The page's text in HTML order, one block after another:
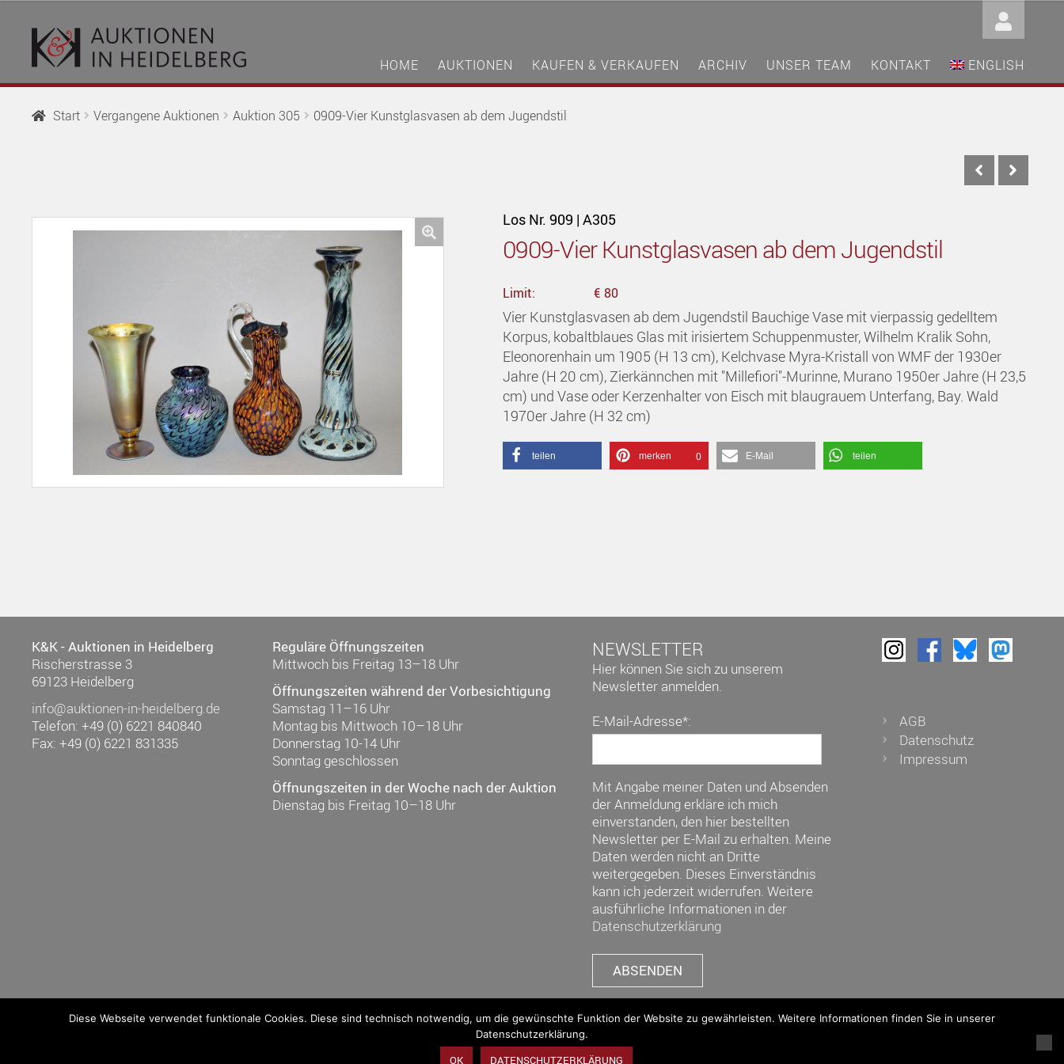
Navigation
springen
zum
Inhalt
HOME AUKTIONEN KAUFEN & VERKAUFEN ARCHIV UNSER TEAM KONTAKT ENGLISH
Start Vergangene Auktionen Auktion 305 0909-Vier Kunstglasvasen ab dem Jugendstil
Los Nr. 909 | A305
0909-Vier Kunstglasvasen ab dem Jugendstil
Limit: € 80
Vier Kunstglasvasen ab dem Jugendstil Bauchige Vase mit vierpassig gedelltem
Korpus, kobaltblaues Glas mit irisiertem Schuppenmuster, Wilhelm Kralik Sohn,
Eleonorenhain um 1905 (H 13 cm), Kelchvase Myra-Kristall von WMF der 1930er
Jahre (H 20 cm), Zierkännchen mit "Millefiori"-Murinne, Murano 1950er Jahre (H 23,5
cm) und Vase oder Kerzenhalter von Eisch mit blaugrauem Unterfang, Bay. Wald
1970er Jahre (H 32 cm)
teilen merken 0 E-Mail teilen
K&K - Auktionen in Heidelberg
Rischerstrasse 3
69123 Heidelberg
info@auktionen-in-heidelberg.de
Telefon: +49 (0) 6221 840840
Fax: +49 (0) 6221 831335
Reguläre Öffnungszeiten
Mittwoch bis Freitag 13–18 Uhr
Öffnungszeiten während der Vorbesichtigung
Samstag 11–16 Uhr
Montag bis Mittwoch 10–18 Uhr
Donnerstag 10-14 Uhr
Sonntag geschlossen
Öffnungszeiten in der Woche nach der Auktion
Dienstag bis Freitag 10–18 Uhr
NEWSLETTER
Hier können Sie sich zu unserem
Newsletter anmelden.
E-Mail-Adresse*:
Mit Angabe meiner Daten und Absenden
der Anmeldung erkläre ich mich
einverstanden, den hier bestellten
Newsletter per E-Mail zu erhalten. Meine
Daten werden nicht an Dritte
weitergegeben. Dieses Einverständnis
kann ich jederzeit widerrufen. Weitere
ausführliche Informationen in der
Datenschutzerklärung
AGB
Datenschutz
Impressum
Diese Webseite verwendet funktionale Cookies. Diese sind technisch notwendig, um die gewünschte Funktion der Website zu gewährleisten. Weitere Informationen finden Sie in unserer
Datenschutzerklärung.
OK DATENSCHUTZERKLÄRUNG